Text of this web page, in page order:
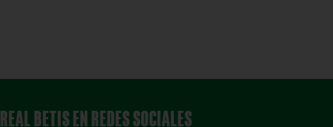
REAL BETIS EN REDES SOCIALES